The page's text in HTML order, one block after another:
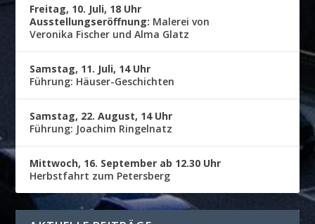
Freitag, 10. Juli, 18 Uhr
Ausstellungseröffnung: Malerei von
Veronika Fischer und Alma Glatz
Samstag, 11. Juli, 14 Uhr
Führung: Häuser-Geschichten
Samstag, 22. August, 14 Uhr
Führung: Joachim Ringelnatz
Mittwoch, 16. September ab 12.30 Uhr
Herbstfahrt zum Petersberg